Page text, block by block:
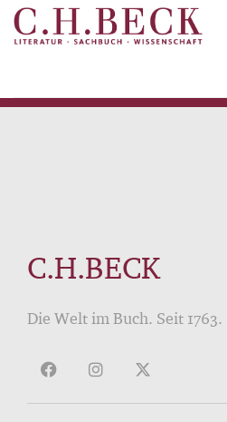
C.H.BECK
Die Welt im Buch. Seit 1763.